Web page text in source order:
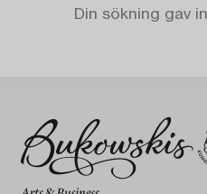
Din sökning gav